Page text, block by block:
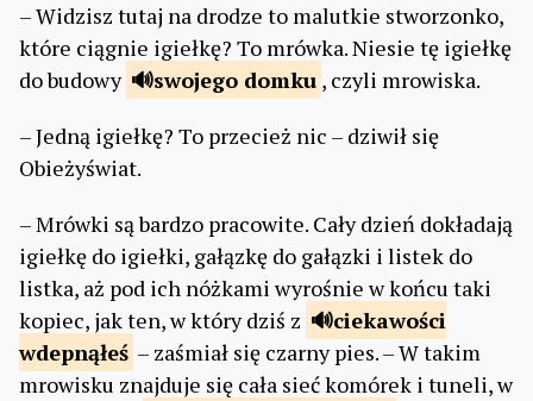
– Widzisz tutaj na drodze to malutkie stworzonko,
które ciągnie igiełkę? To mrówka. Niesie tę igiełkę
do budowy
swojego domku , czyli mrowiska.
– Jedną igiełkę? To przecież nic – dziwił się
Obieżyświat.
– Mrówki są bardzo pracowite. Cały dzień dokładają
igiełkę do igiełki, gałązkę do gałązki i listek do
listka, aż pod ich nóżkami wyrośnie w końcu taki
kopiec, jak ten, w który dziś z
ciekawości
wdepnąłeś – zaśmiał się czarny pies. – W takim
mrowisku znajduje się cała sieć komórek i tuneli, w